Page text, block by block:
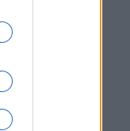
I nostri cari